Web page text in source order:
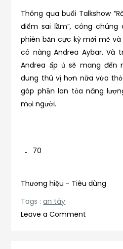
Thông qua buổi Talkshow
điểm sai lầm”, công
phiên bản cực kỳ mới mẻ
cô nàng Andrea Aybar. Và
Andrea ấp ủ sẽ mang đến
dung thú vị hơn nữa vừa
góp phần lan tỏa năng
mọi người.
70
Thương hiệu - Tiêu dùng
Tags :an tây
Leave a Comment